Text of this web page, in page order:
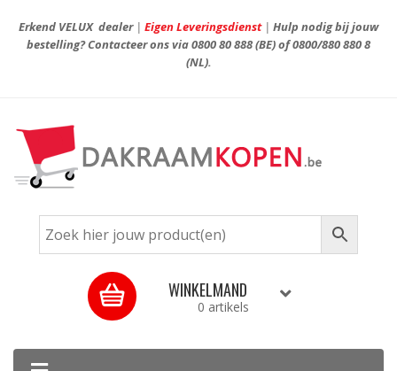
Erkend VELUX dealer| Eigen Leveringsdienst| Hulp nodig bij jouw
bestelling? Contacteer ons via0800 80 888(BE) of0800/880 880 8
(NL).
WINKELMAND
0 artikels